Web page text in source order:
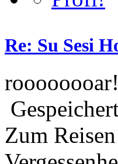
Re: Su Sesi
Zum